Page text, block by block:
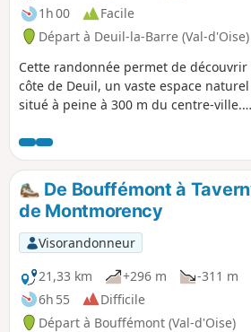
1h 00
Facile
Départ à Deuil-la-Barre (Val-d'Oise)
Cette randonnée permet de découvrir
côte de Deuil, un vaste espace naturel
situé à peine à 300 m du centre-ville.
vert est traversé par de nombreux
sentiers datant pour les plus anciens
l’époque gauloise. La randonnée est
entièrement balisée du même type
ceux des GR® classiques mais de
couleur Violette. Vous pouvez
consulter une visite 3D du circuit de
randonnée sur youtube ou sur le site
des sentiers de la côte
De Bouffémont à
de Montmorency
Visorandonneur
21,33 km
+296 m
-311 m
6h 55
Difficile
Départ à Bouffémont (Val-d'Oise)